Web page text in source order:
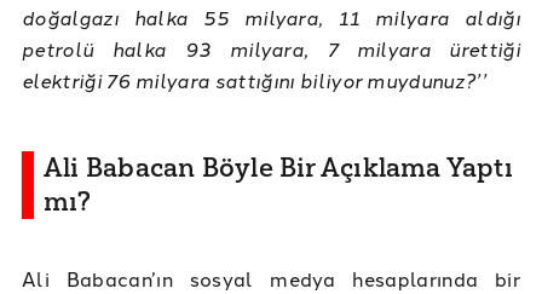
doğalgazı halka 55 milyara, 11 milyara aldığı
petrolü halka 93 milyara, 7 milyara ürettiği
elektriği 76 milyara sattığını biliyor muydunuz?’’
Ali Babacan Böyle Bir Açıklama Yaptı
mı?
Ali Babacan’ın sosyal medya hesaplarında bir